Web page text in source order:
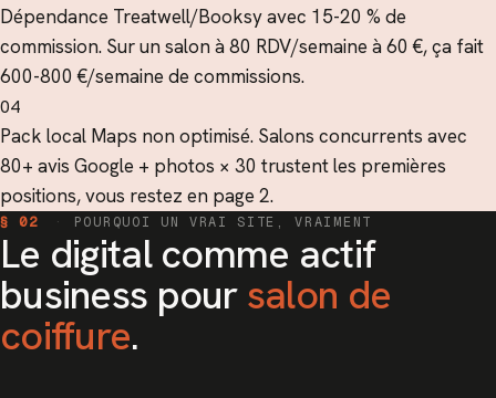
Dépendance Treatwell/Booksy avec 15-20 % de
commission. Sur un salon à 80 RDV/semaine à 60 €, ça fait
600-800 €/semaine de commissions.
04
Pack local Maps non optimisé. Salons concurrents avec
80+ avis Google + photos × 30 trustent les premières
positions, vous restez en page 2.
§ 02 · POURQUOI UN VRAI SITE, VRAIMENT
Le digital comme actif
business poursalon de
coiffure.